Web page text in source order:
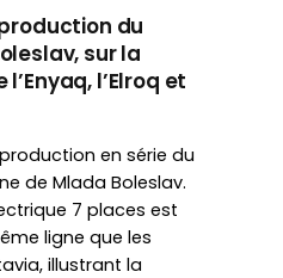
du
sur la
l’Elroq et
en série du
de Mlada Boleslav.
7 places est
ligne que les
illustrant la